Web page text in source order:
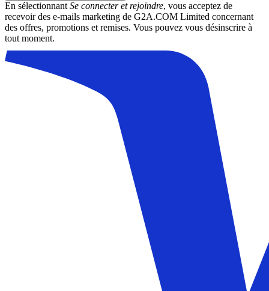
En sélectionnant Se connecter et rejoindre, vous acceptez de
recevoir des e-mails marketing de G2A.COM Limited concernant
des offres, promotions et remises. Vous pouvez vous désinscrire à
tout moment.